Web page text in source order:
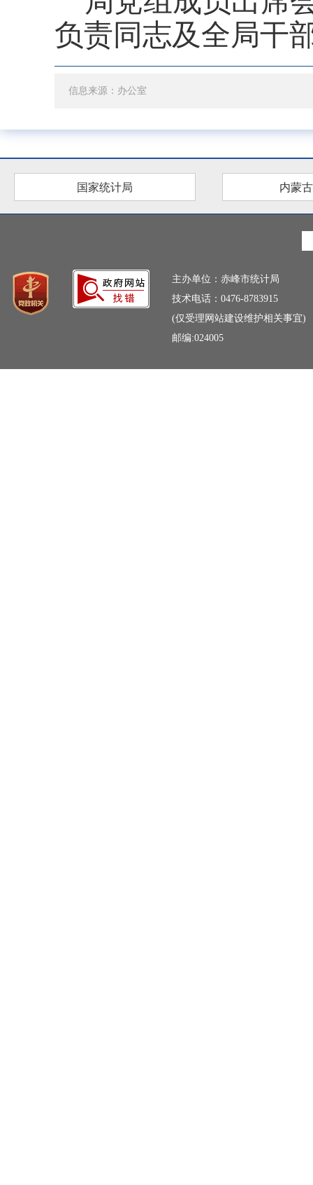
负责同志及全局干
信息来源：办公室
国家统计局 内蒙
主办单位：赤峰市统计局
技术电话：0476-8783915
(仅受理网站建设维护相关事宜)
邮编:024005